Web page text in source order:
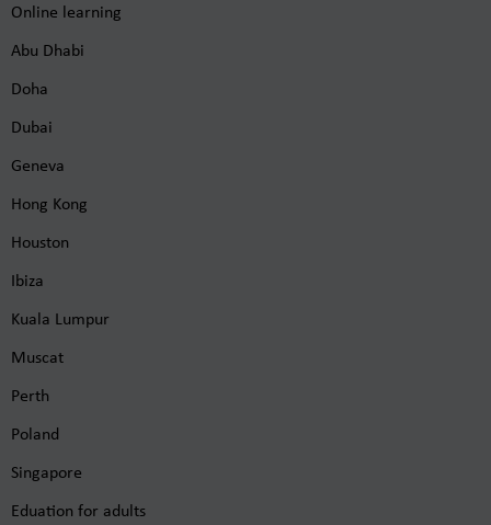
Online learning
Abu Dhabi
Doha
Dubai
Geneva
Hong Kong
Houston
Ibiza
Kuala Lumpur
Muscat
Perth
Poland
Singapore
Eduation for adults